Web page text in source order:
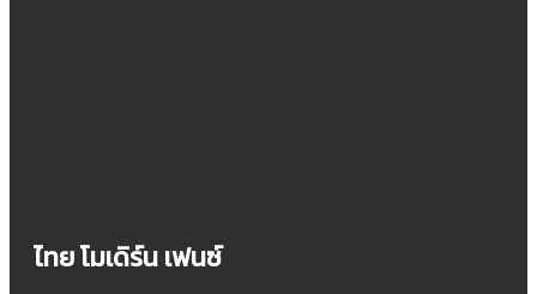
ไทย โมเดิร์น เฟนซ์